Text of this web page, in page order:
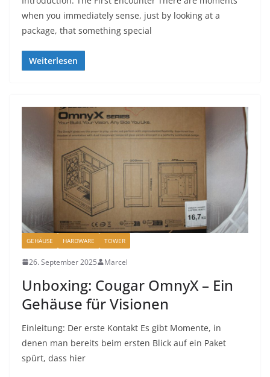
when you immediately sense, just by looking at a
package, that something special
Weiterlesen
GEHÄUSE HARDWARE TOWER
26. September 2025 Marcel
Unboxing: Cougar OmnyX – Ein
Gehäuse für Visionen
Einleitung: Der erste Kontakt Es gibt Momente, in
denen man bereits beim ersten Blick auf ein Paket
spürt, dass hier